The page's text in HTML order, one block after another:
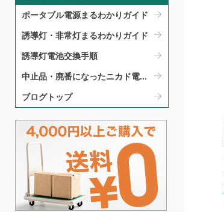
ポータブル電源まるわかりガイド​
誘導灯・非常灯まるわかりガイド​
誘導灯電池交換手順​
中止品・廃番になったニカド電...
ブログトップ